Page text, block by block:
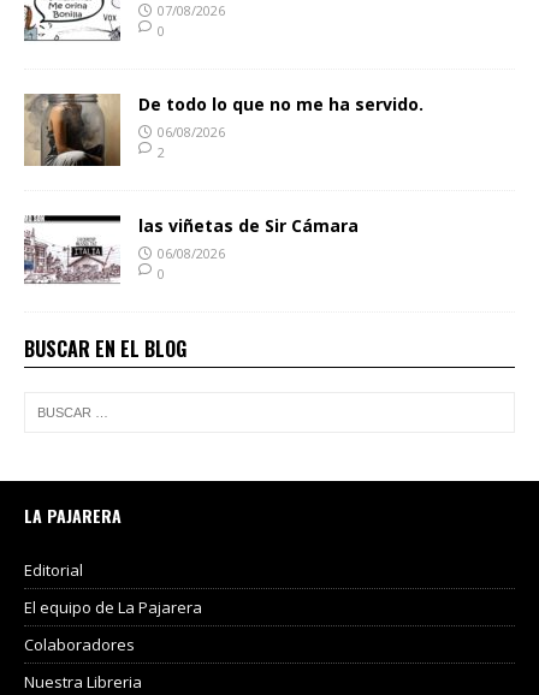
07/08/2026
0
De todo lo que no me ha servido.
06/08/2026
2
las viñetas de Sir Cámara
06/08/2026
0
BUSCAR EN EL BLOG
LA PAJARERA
Editorial
El equipo de La Pajarera
Colaboradores
Nuestra Libreria